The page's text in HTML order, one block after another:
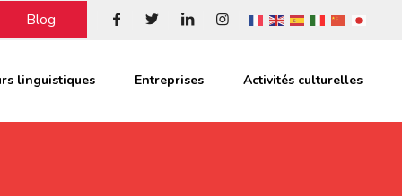
Blog
linguistiques Entreprises Activités culturelles